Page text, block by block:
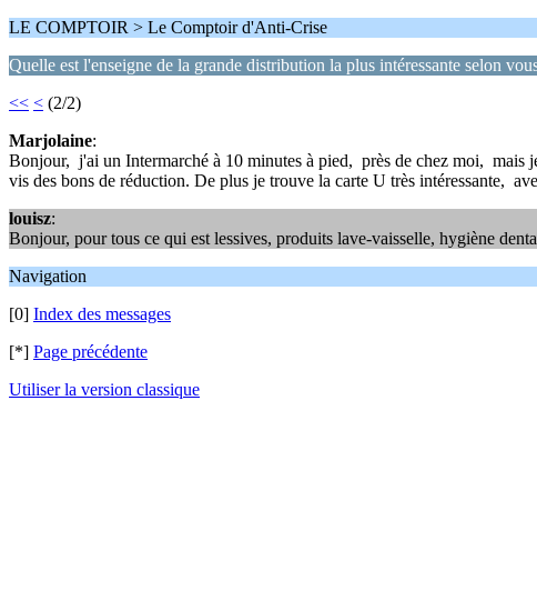
LE COMPTOIR > Le Comptoir d'Anti-Crise
Quelle est l'enseigne de la grande distribution la plus intéressante selon
<< < (2/2)
Marjolaine:
Bonjour, j'ai un Intermarché à 10 minutes à pied, près de chez moi, mais
vis des bons de réduction. De plus je trouve la carte U très intéressante,
louisz:
Bonjour, pour tous ce qui est lessives, produits lave-vaisselle, hygiène
Navigation
[0] Index des messages
[*] Page précédente
Utiliser la version classique